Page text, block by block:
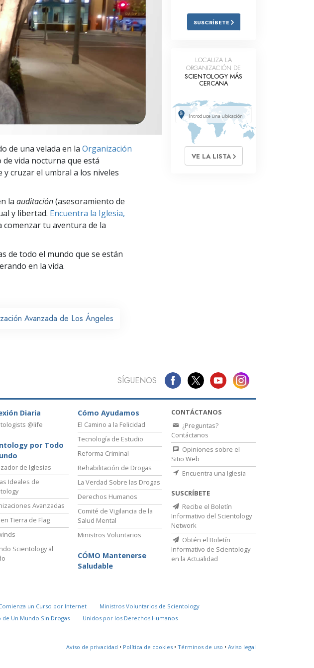
Respuestas a las Drogas
Los Niños
Herramientas para el Entorno Laboral
Investigaciones
Los Fundamentos de la Organización
Los Fundamentos de las Relaciones
de una velada en la Organización
de vida nocturna que está
cruzar el umbral a los niveles
la auditación(asesoramiento de
y libertad. Encuentra la Iglesia,
comenzar tu aventura de la
de todo el mundo que se están
en la vida.
Avanzada de Los Ángeles
SUSCRÍBETE
LOCALIZA LA
ORGANIZACIÓN DE
SCIENTOLOGY MÁS
CERCANA
VE LA LISTA
SÍGUENOS
Diaria
@life
por Todo
de Iglesias
Ideales de
Avanzadas
Tierra de Flag
Scientology al
Cómo Ayudamos
El Camino a la Felicidad
Tecnología de Estudio
Reforma Criminal
Rehabilitación de Drogas
La Verdad Sobre las Drogas
Derechos Humanos
Comité de Vigilancia de la
Salud Mental
Ministros Voluntarios
CÓMO Mantenerse
Saludable
CONTÁCTANOS
¿Preguntas?
Contáctanos
Opiniones sobre el
Sitio Web
Encuentra una Iglesia
SUSCRÍBETE
Recibe el Boletín
Informativo del Scientology
Network
Obtén el Boletín
Informativo de Scientology
en la Actualidad
un Curso por Internet
Ministros Voluntarios de Scientology
de Un Mundo Sin Drogas
Unidos por los Derechos Humanos
Aviso de privacidad • Política de cookies • Términos de uso • Aviso legal